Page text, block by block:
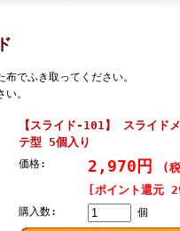
でふき取ってください。
。
【スライド-101】 スライド
テ型 5個入り
価格: 2,970円
(
[ポイント還元
購入数: 個